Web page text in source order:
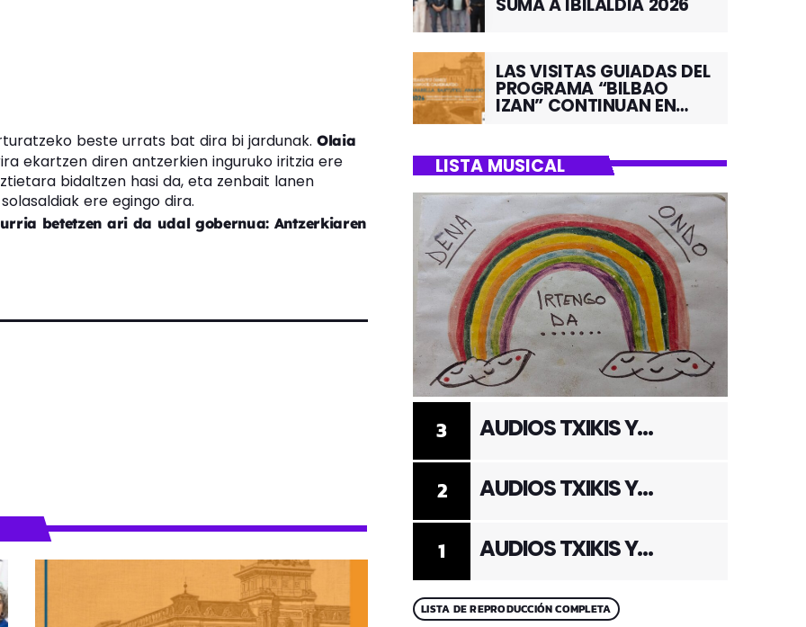
beste urrats bat dira bi jardunak. Olaia
ekartzen diren antzerkien inguruko iritzia ere
bidaltzen hasi da, eta zenbait lanen
ere egingo dira.
betetzen ari da udal gobernua: Antzerkiaren
SUMA A IBILALDIA 2026
LAS VISITAS GUIADAS DEL
PROGRAMA “BILBAO
IZAN” CONTINUAN EN
LISTA MUSICAL
1 AUDIOS TXIKIS Y
2 AUDIOS TXIKIS Y
3 AUDIOS TXIKIS Y
LISTA DE REPRODUCCIÓN COMPLETA